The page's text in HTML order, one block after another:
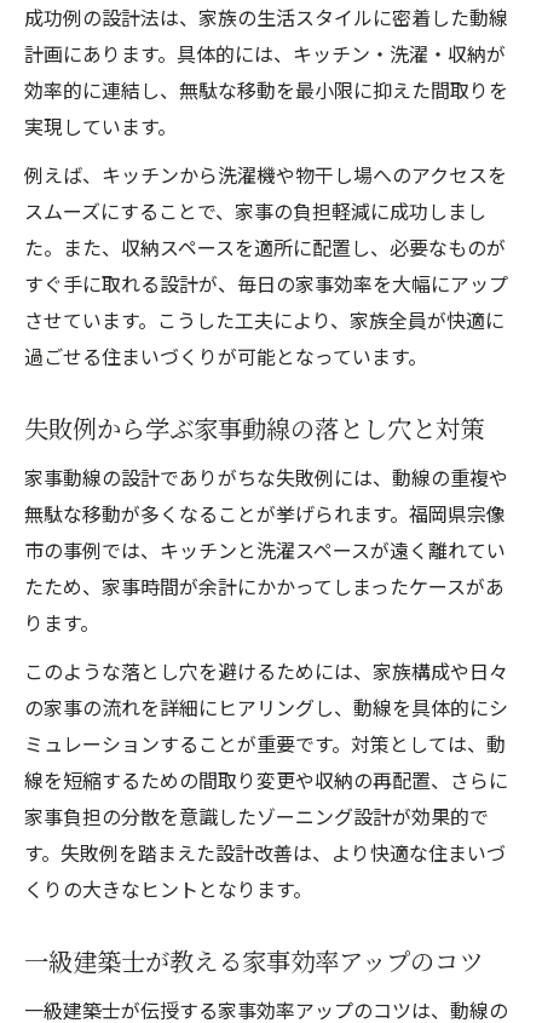
成功例の設計法は、家族の生活スタイルに密着した動線
計画にあります。具体的には、キッチン・洗濯・収納が
効率的に連結し、無駄な移動を最小限に抑えた間取りを
実現しています。
例えば、キッチンから洗濯機や物干し場へのアクセスを
スムーズにすることで、家事の負担軽減に成功しまし
た。また、収納スペースを適所に配置し、必要なものが
すぐ手に取れる設計が、毎日の家事効率を大幅にアップ
させています。こうした工夫により、家族全員が快適に
過ごせる住まいづくりが可能となっています。
失敗例から学ぶ家事動線の落とし穴と対策
家事動線の設計でありがちな失敗例には、動線の重複や
無駄な移動が多くなることが挙げられます。福岡県宗像
市の事例では、キッチンと洗濯スペースが遠く離れてい
たため、家事時間が余計にかかってしまったケースがあ
ります。
このような落とし穴を避けるためには、家族構成や日々
の家事の流れを詳細にヒアリングし、動線を具体的にシ
ミュレーションすることが重要です。対策としては、動
線を短縮するための間取り変更や収納の再配置、さらに
家事負担の分散を意識したゾーニング設計が効果的で
す。失敗例を踏まえた設計改善は、より快適な住まいづ
くりの大きなヒントとなります。
一級建築士が教える家事効率アップのコツ
一級建築士が伝授する家事効率アップのコツは、動線の